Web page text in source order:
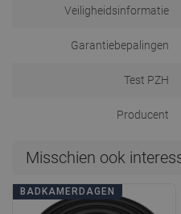
Veiligheidsinformatie
Garantiebepalingen
Test PZH
Producent
Misschien ook
BADKAMERDAGEN